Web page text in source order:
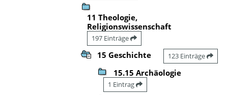
11 Theologie,
Religionswissenschaft
197 Einträge
15 Geschichte 123 Einträge
15.15 Archäologie
1 Eintrag